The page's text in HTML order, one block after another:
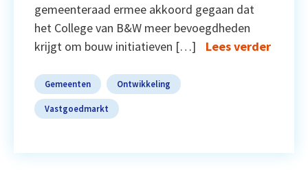
gemeenteraad ermee akkoord gegaan dat
het College van B&W meer bevoegdheden
krijgt om bouw initiatieven […]
Lees verder
Gemeenten Ontwikkeling
Vastgoedmarkt